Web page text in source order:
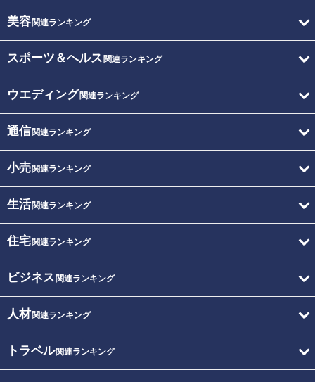
美容関連ランキング
スポーツ＆ヘルス 関連ランキング
ウエディング関連ランキング
通信関連ランキング
小売関連ランキング
生活関連ランキング
住宅関連ランキング
ビジネス 関連ランキング
人材関連ランキング
トラベル関連ランキング